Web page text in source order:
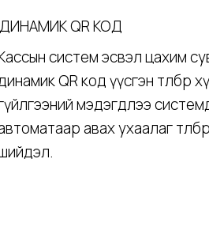
ДИНАМИК QR КОД
систем эсвэл цахим
QR код үүсгэн төлбөр
мэдэгдлээ
авах ухаалаг